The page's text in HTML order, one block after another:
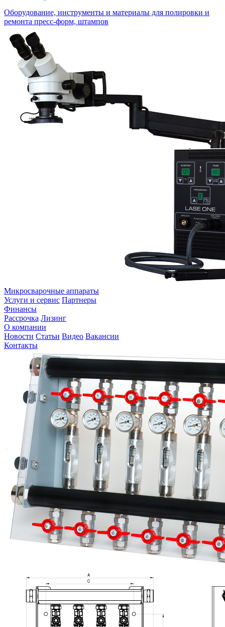
Оборудование, инструменты и материалы для полировки и
ремонта пресс-форм, штампов
Микросварочные аппараты
Услуги и сервис Партнеры
Финансы
Рассрочка Лизинг
О компании
Новости Статьи Видео Вакансии
Контакты